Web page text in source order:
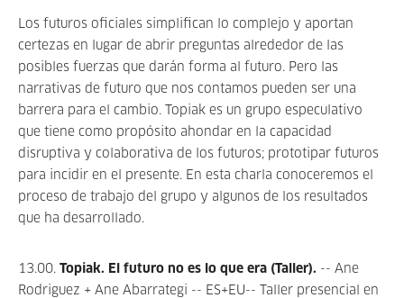
Los futuros oficiales simplifican lo complejo y aportan
certezas en lugar de abrir preguntas alrededor de las
posibles fuerzas que darán forma al futuro. Pero las
narrativas de futuro que nos contamos pueden ser una
barrera para el cambio. Topiak es un grupo especulativo
que tiene como propósito ahondar en la capacidad
disruptiva y colaborativa de los futuros; prototipar futuros
para incidir en el presente. En esta charla conoceremos el
proceso de trabajo del grupo y algunos de los resultados
que ha desarrollado.
13.00. Topiak. El futuro no es lo que era (Taller). -- Ane
Rodriguez + Ane Abarrategi -- ES+EU-- Taller presencial en